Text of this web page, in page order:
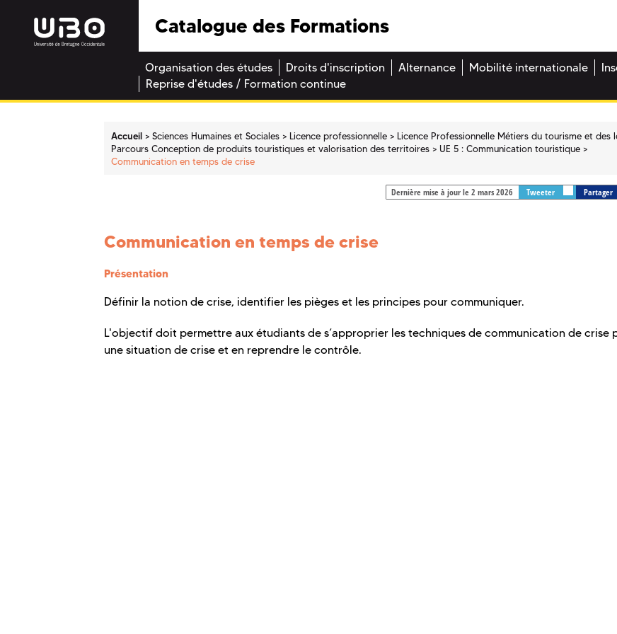
Catalogue des Formations
Organisation des études Droits d'inscription Alternance Mobilité internationale
Reprise d'études / Formation continue
Accueil Sciences Humaines et Sociales Licence professionnelle
Licence Professionnelle Métiers du tourisme et des
Parcours Conception de produits touristiques et valorisation des territoires
UE 5 : Communication touristique
Communication en temps de crise
Dernière mise à jour le 2 mars 2026 Tweeter Partager
Communication en temps de crise
Présentation
Définir la notion de crise, identifier les pièges et les principes pour communiquer.
L'objectif doit permettre aux étudiants de s’approprier les techniques de communication de crise
une situation de crise et en reprendre le contrôle.